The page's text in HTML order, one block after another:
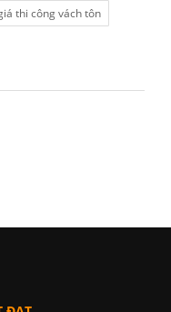
thi công vách tôn